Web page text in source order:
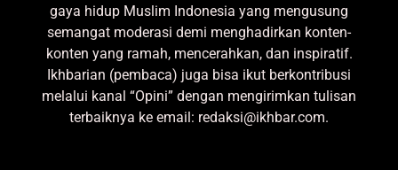
gaya hidup Muslim Indonesia yang mengusung
semangat moderasi demi menghadirkan konten-
konten yang ramah, mencerahkan, dan inspiratif.
Ikhbarian (pembaca) juga bisa ikut berkontribusi
melalui kanal “Opini” dengan mengirimkan tulisan
terbaiknya ke email: redaksi@ikhbar.com.